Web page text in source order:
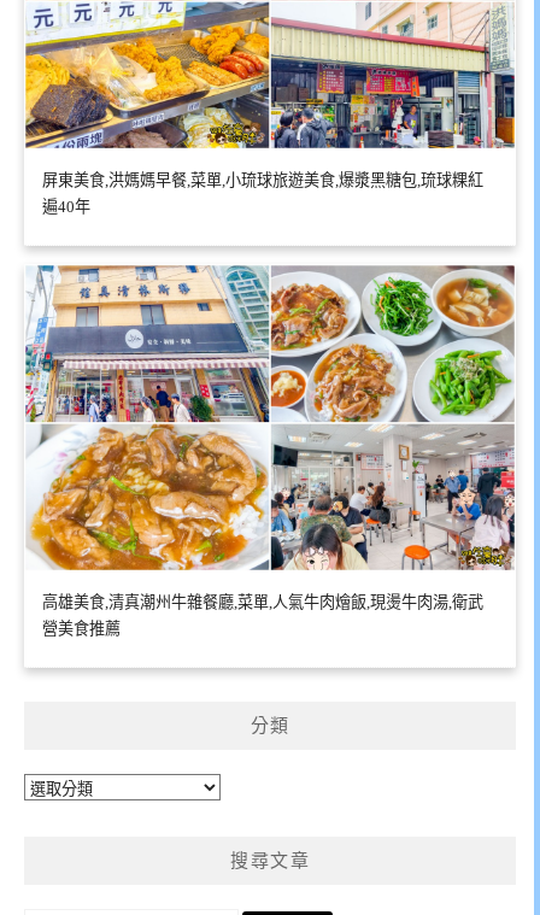
屏東美食,洪媽媽早餐,菜單,小琉球旅遊美食,爆漿黑糖包,琉球粿紅
遍40年
高雄美食,清真潮州牛雜餐廳,菜單,人氣牛肉燴飯,現燙牛肉湯,衛武
營美食推薦
分類
分
搜尋文章